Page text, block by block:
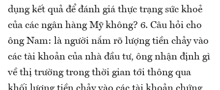
dụng kết quả để đánh giá thực trạng sức khoẻ
của các ngân hàng Mỹ không? 6. Câu hỏi cho
ông Nam: là người nắm rõ lượng tiền chảy vào
các tài khoản của nhà đầu tư, ông nhận định gì
về thị trường trong thời gian tới thông qua